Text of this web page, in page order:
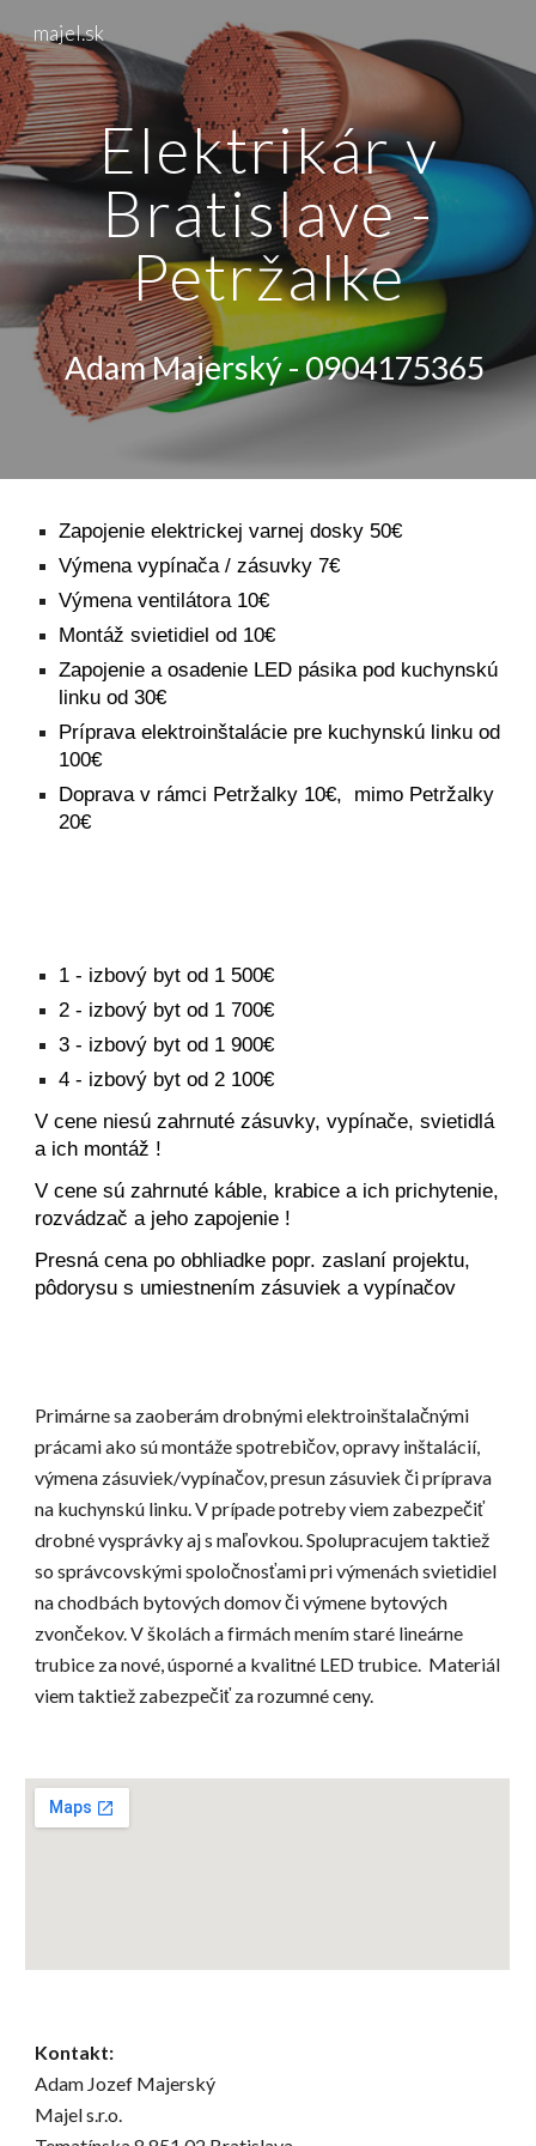
Skip to main content Skip to navigation
majel.sk
Elektrikár v
Bratislave -
Petržalke
Adam Majerský - 0904175365
Zapojenie elektrickej varnej dosky 50€
Výmena vypínača / zásuvky 7€
Výmena ventilátora 10€
Montáž svietidiel od 10€
Zapojenie a osadenie LED pásika pod kuchynskú
linku od 30€
Príprava elektroinštalácie pre kuchynskú linku od
100€
Doprava v rámci Petržalky 10€, mimo Petržalky
20€
1 - izbový byt od 1 500€
2 - izbový byt od 1700€
3 - izbový byt od 1900€
4 - izbový byt od2 100€
V cene niesú zahrnuté zásuvky, vypínače, svietidlá
a ich montáž !
V cene sú zahrnuté káble, krabice a ich prichytenie,
rozvádzač a jeho zapojenie !
Presná cena po obhliadke popr. zaslaní projektu,
pôdorysu s umiestnením zásuviek a vypínačov
Primárne sa zaoberám drobnými elektroinštalačnými
prácami ako sú montáže spotrebičov, opravy inštalácií,
výmena zásuviek/vypínačov, presun zásuviek či príprava
na kuchynskú linku. V prípade potreby viem zabezpečiť
drobné vysprávky aj s maľovkou. Spolupracujem taktiež
so správcovskými spoločnosťami pri výmenách svietidiel
na chodbách bytových domov či výmene bytových
zvončekov. V školách a firmách mením staré lineárne
trubice za nové, úsporné a kvalitné LED trubice. Materiál
viem taktiež zabezpečiť za rozumné ceny.
Kontakt:
Adam Jozef Majerský
Majel s.r.o.